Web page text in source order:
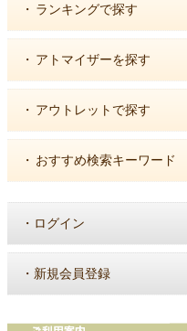
・ ランキングで探す
・ アトマイザーを探す
・ アウトレットで探す
・ おすすめ検索キーワード
・ ログイン
・ 新規会員登録